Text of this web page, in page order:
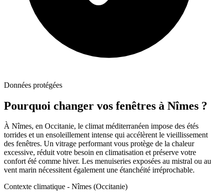
Données protégées
Pourquoi changer vos fenêtres à Nîmes ?
À Nîmes, en Occitanie, le climat méditerranéen impose des étés
torrides et un ensoleillement intense qui accélèrent le vieillissement
des fenêtres. Un vitrage performant vous protège de la chaleur
excessive, réduit votre besoin en climatisation et préserve votre
confort été comme hiver. Les menuiseries exposées au mistral ou au
vent marin nécessitent également une étanchéité irréprochable.
Contexte climatique - Nîmes (Occitanie)